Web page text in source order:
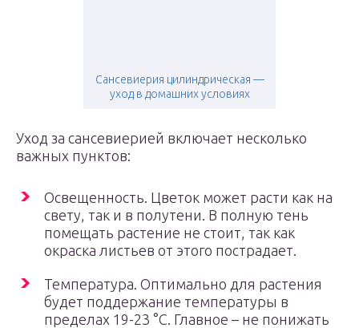
Сансевиерия цилиндрическая —
уход в домашних условиях
Уход за сансевиерией включает несколько
важных пунктов:
Освещенность. Цветок может расти как на
свету, так и в полутени. В полную тень
помещать растение не стоит, так как
окраска листьев от этого пострадает.
Температура. Оптимально для растения
будет поддержание температуры в
пределах 19-23 °С. Главное – не понижать